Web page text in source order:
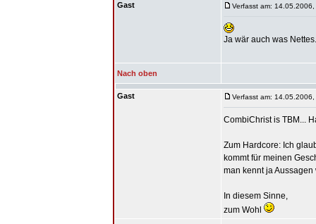
Gast Verfasst am:
Ja wär auch was
Nach oben
Gast Verfasst am:
CombiChrist is TBM...
Zum Hardcore: Ich
kommt für meinen
man kennt ja
In diesem Sinne,
zum Wohl